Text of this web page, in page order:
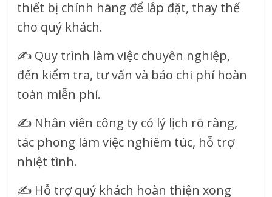
thiết bị chính hãng để lắp đặt, thay thế
cho quý khách.
✍ Quy trình làm việc chuyên nghiệp,
đến kiểm tra, tư vấn và báo chi phí hoàn
toàn miễn phí.
✍ Nhân viên công ty có lý lịch rõ ràng,
tác phong làm việc nghiêm túc, hỗ trợ
nhiệt tình.
✍ Hỗ trợ quý khách hoàn thiện xong